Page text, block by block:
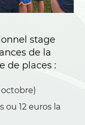
stage
de la
de places :
octobre)
ou 12 euros la